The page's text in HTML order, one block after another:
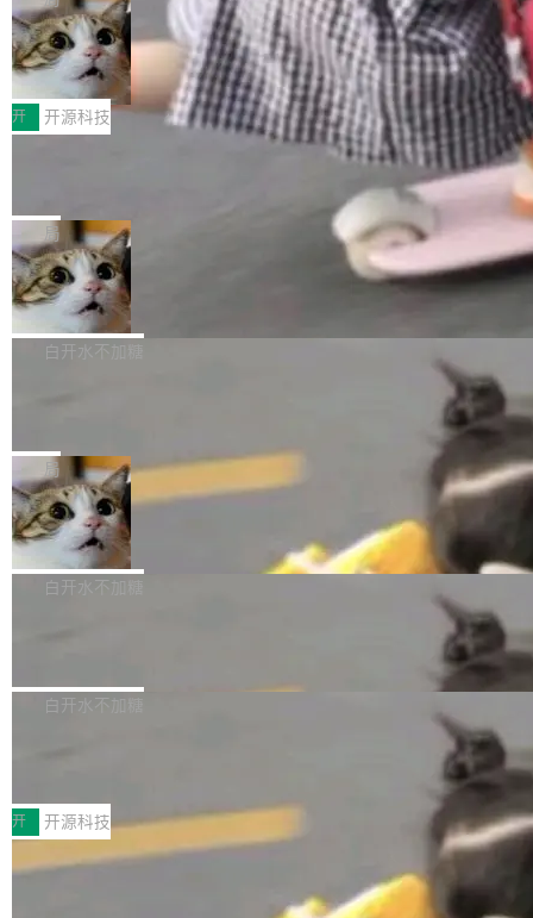
哪些组合有效，作者说，你得靠"文档、校验、或
者部落知识"。 换个写法。Rust 的 enum，两个
变体：Switchable...
有科技公司做的一样。只不过，实际上它不一
样。这是 Sandstorm.io 的重制版，我十年前的
那个创业公司。不同的是，这次它构建在 Cloudf
lare Workers 上——我花了九年时间搭建的平台
——并且深度集成了 AI。这基本上是我十年秘密
Workers 和 Durable Objects 的守护进程。 设
计思路很直接：每个对象是一个独立的 SQLite
数据库，按名称寻址，复制到你自己的 S3 兼容
存储库里。节点之间只通过这个存储库协调——
没有控制平面，没有共识协议。每个对象自带一
个小型数据库，应用天然按分片构建，单个数据
库的竞争和爆炸半径问题在设计层面就被消除
了。 闲置的 cell 会休眠到几乎不占资源。当 cel
l 迁移或唤醒时，新宿主从 S3 恢复 SQLite 数据
库继续执行。存储库是持久化的唯一真相...
鲁大师7月新机性能/流畅/AI榜：vivo夺
性能、流畅双第一，三星Galaxy Z系列
新折叠缺席
2026年7月的手机市场，由于存储等硬件成本暴
增，手机厂商的日子也不好过啊，新机速度明显
放缓，因此硝烟味淡了许多。新机参数规格除开
高价的三星折叠（三星Galaxy Z Fold8 Ultra / Z
Fold8 / Z Flip8）外，其余要么是中低端机器，
例如iQOO Z11i、REDMI Note 17、REDMI No
te 17 Pro、OPPO K15，要么是vivo X300 E这
样的次旗舰。 Galaxy Z Fold8 Ultra / Z Fold8 /
Z Flip8三款折叠屏新机均在7月22日发布，且全
部搭载骁龙8 Elite Gen5 for Galaxy，它们本该
开 开源科技
Zed 编辑器团队发布了新项目——DeltaDB，一
个在 git commit 之间记录每一次编辑操作的版
本控制系统。目前处于 Early Access 阶段。 De
ltaDB 的核心思路直接写在 landing page 最显
眼的位置：「Software is made between com
mits」——软件是在 commit 之间写出来的。git
是把这段空隙补上。 回退到任何一次编辑：Delt
aDB 捕获 commit 之间的每一次操作，...
局
SpaceXAI 单季资本开支达 183 亿美元
根据风险投资人Tomer Tunguz 博客（VC 分
析）披露的最新分析与第二季度业绩报告，Spac
微软同期总资本开支的四成。 与亚马逊、Alpha
bet、微软以及 Meta 等传统科技巨头相比，Spa
ceXAI的资金消耗速度尤为引人瞩目。然而，支
撑庞大支出的资金来源却呈现出截然不同的面
貌。数据显示，微软和 Meta 主要依托充沛的经
白开水不加糖
一个在终端里运行的编程 agent；Muse Spark
1.2，驱动这个 agent 的新模型。一句话概括：
你可以用 curl -fsSL https://dev.meta.ai/install.
sh | bash 安装一个能在大项目里自动规划、写
代码、验证结果的 AI 终端工具。 据介绍，Muse
个主 agent 循环，外加一组后台 agent。这些后
局
美团开源 LoHoSearch，用知识图谱校
准 AI 能力认知
机器出题的前提，是让机器拥有全局视野。整个
构建流程可以分为四个环节：建图 → 控制难度
白开水不加糖
库，并将作为transport接入Mooncake TENT。
MPComm将作为一种传输引擎接入Mooncake T
ENT，实现零拷贝传输性能提升30%、非零拷贝
传输性能最高提升5倍。UCL-MPComm底层基
于自研UCL-Engine通信引擎，后续腾讯网平将
白开水不加糖
型案例入选名单》，深信服“面向企业研发场景的
开源 AI 编程平台 CoStrict 应用”凭借卓越的技术
创新与落地成效成功入选。 全链路私有化部署，
助力企业AI研发安全落地 当前，越来越多企业已
开 开源科技
深信服AI算力网关入选工信部人工智能
前不久，工业和信息化部正式发布《2025年人工